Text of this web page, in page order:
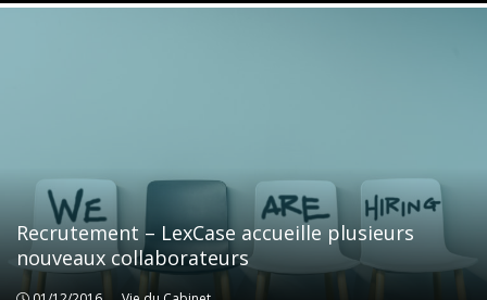
Recrutement – LexCase accueille plusieurs
nouveaux collaborateurs